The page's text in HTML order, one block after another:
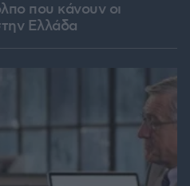
που κάνουν οι
Ελλάδα